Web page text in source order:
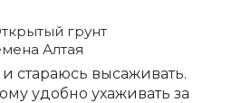
грунт
Алтая
и стараюсь высаживать.
удобно ухаживать за